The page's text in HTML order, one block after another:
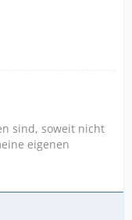
sind, soweit nicht
eigenen